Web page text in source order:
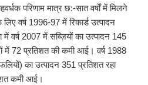
परिणाम मात्र छ:-सात वर्षों में मिलने
वर्ष 1996-97 में रिकार्ड उत्पादन
वर्ष 2007 में सब्ज़ियों का उत्पादन 145
में 72 प्रतिशत की कमी आई। वर्ष 1988
का उत्पादन 351 प्रतिशत रहा
कमी आई।